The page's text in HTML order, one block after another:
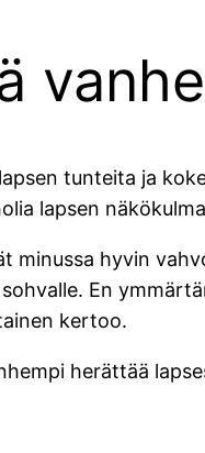
lapsen tunteita ja
lapsen
minussa hyvin
En
kertoo.
herättää